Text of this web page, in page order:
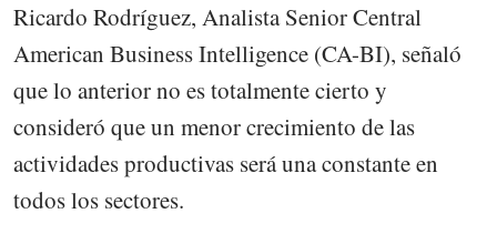
Ricardo Rodríguez, Analista Senior Central
American Business Intelligence (CA-BI), señaló
que lo anterior no es totalmente cierto y
consideró que un menor crecimiento de las
actividades productivas será una constante en
todos los sectores.